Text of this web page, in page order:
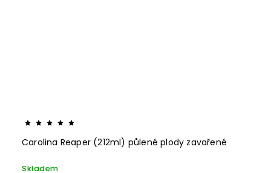
Carolina Reaper (212ml) půlené plody zavařené
Skladem